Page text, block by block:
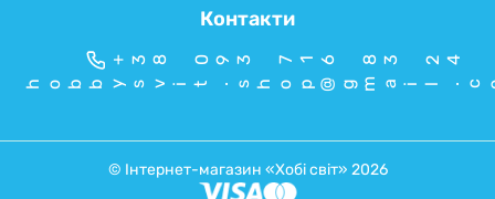
Контакти
+38 093 716 83 24
© Інтернет-магазин «Хобі світ» 2026